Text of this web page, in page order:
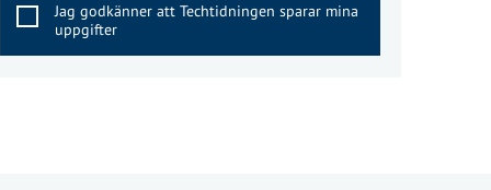
Jag godkänner att Techtidningen sparar mina
uppgifter